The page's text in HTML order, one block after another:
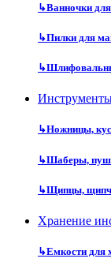
↳Ванночки
↳Пилки для
↳
↳Ножницы,
↳Шаберы,
↳Щипцы,
Хранение
↳Емкости для